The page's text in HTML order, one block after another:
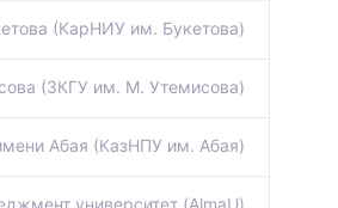
(КарНИУ им. Букетова)
(ЗКГУ им. М. Утемисова)
Абая (КазНПУ им. Абая)